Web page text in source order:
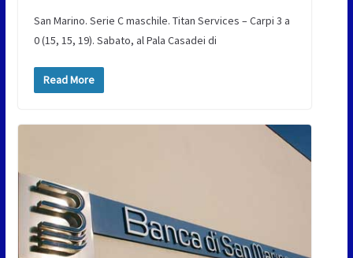
San Marino. Serie C maschile. Titan Services – Carpi 3 a
0 (15, 15, 19). Sabato, al Pala Casadei di
Read More